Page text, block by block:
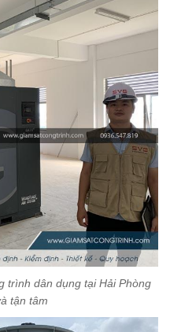
trình dân dụng tại Hải Phòng
tận tâm